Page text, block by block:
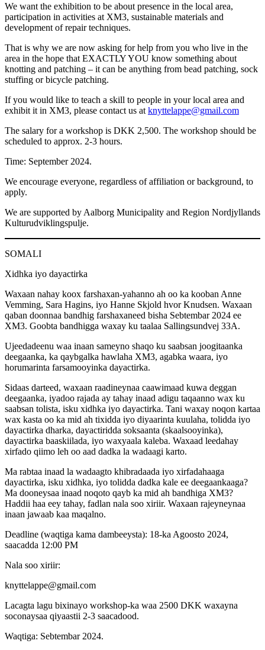
We want the exhibition to be about presence in the local area,
participation in activities at XM3, sustainable materials and
development of repair techniques.
That is why we are now asking for help from you who live in the
area in the hope that EXACTLY YOU know something about
knotting and patching – it can be anything from bead patching, sock
stuffing or bicycle patching.
If you would like to teach a skill to people in your local area and
exhibit it in XM3, please contact us at knyttelappe@gmail.com
The salary for a workshop is DKK 2,500. The workshop should be
scheduled to approx. 2-3 hours.
Time: September 2024.
We encourage everyone, regardless of affiliation or background, to
apply.
We are supported by Aalborg Municipality and Region Nordjyllands
Kulturudviklingspulje.
SOMALI
Xidhka iyo dayactirka
Waxaan nahay koox farshaxan-yahanno ah oo ka kooban Anne
Vemming, Sara Hagins, iyo Hanne Skjold hvor Knudsen. Waxaan
qaban doonnaa bandhig farshaxaneed bisha Sebtembar 2024 ee
XM3. Goobta bandhigga waxay ku taalaa Sallingsundvej 33A.
Ujeedadeenu waa inaan sameyno shaqo ku saabsan joogitaanka
deegaanka, ka qaybgalka hawlaha XM3, agabka waara, iyo
horumarinta farsamooyinka dayactirka.
Sidaas darteed, waxaan raadineynaa caawimaad kuwa deggan
deegaanka, iyadoo rajada ay tahay inaad adigu taqaanno wax ku
saabsan tolista, isku xidhka iyo dayactirka. Tani waxay noqon kartaa
wax kasta oo ka mid ah tixidda iyo diyaarinta kuulaha, tolidda iyo
dayactirka dharka, dayactiridda soksaanta (skaalsooyinka),
dayactirka baaskiilada, iyo waxyaala kaleba. Waxaad leedahay
xirfado qiimo leh oo aad dadka la wadaagi karto.
Ma rabtaa inaad la wadaagto khibradaada iyo xirfadahaaga
dayactirka, isku xidhka, iyo tolidda dadka kale ee deegaankaaga?
Ma dooneysaa inaad noqoto qayb ka mid ah bandhiga XM3?
Haddii haa eey tahay, fadlan nala soo xiriir. Waxaan rajeyneynaa
inaan jawaab kaa maqalno.
Deadline (waqtiga kama dambeeysta): 18-ka Agoosto 2024,
saacadda 12:00 PM
Nala soo xiriir:
knyttelappe@gmail.com
Lacagta lagu bixinayo workshop-ka waa 2500 DKK waxayna
soconaysaa qiyaastii 2-3 saacadood.
Waqtiga: Sebtembar 2024.